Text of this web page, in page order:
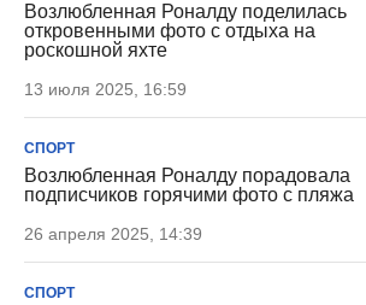
Возлюбленная Роналду поделилась
откровенными фото с отдыха на
роскошной яхте
13 июля 2025, 16:59
СПОРТ
Возлюбленная Роналду порадовала
подписчиков горячими фото с пляжа
26 апреля 2025, 14:39
СПОРТ